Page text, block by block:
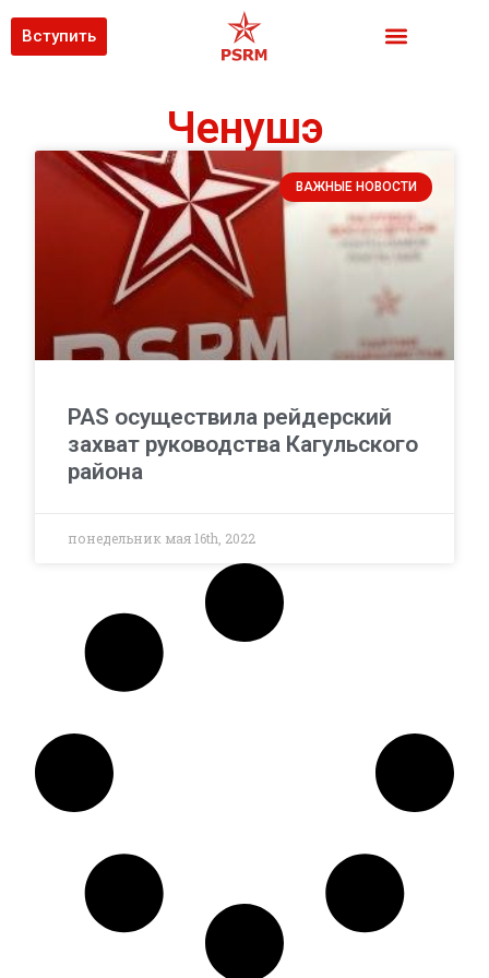
Вступить
Ченушэ
ВАЖНЫЕ НОВОСТИ
PAS осуществила рейдерский
захват руководства Кагульского
района
понедельник мая 16th, 2022